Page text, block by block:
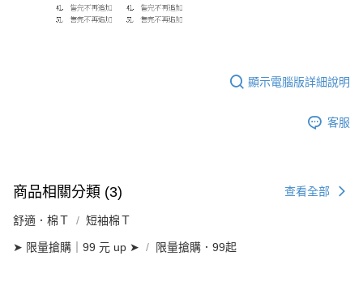
顯示電腦版詳細說明
客服
商品相關分類 (3) 查看全部
舒適．棉Ｔ 短袖棉Ｔ
➤ 限量搶購｜99 元 up ➤ 限量搶購．99起